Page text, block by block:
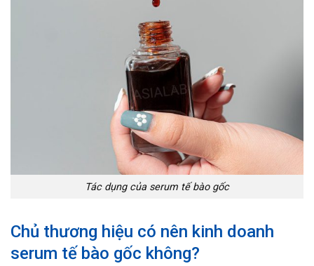
Tác dụng của serum tế bào gốc
Chủ thương hiệu có nên kinh doanh
serum tế bào gốc không?